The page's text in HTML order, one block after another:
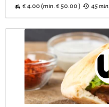
€ 4.00 (min. € 50.00 ) 45 min